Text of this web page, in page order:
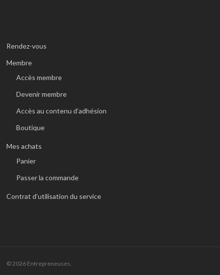
Rendez-vous
Membre
Accès membre
Devenir membre
Accès au contenu d’adhésion
Boutique
Mes achats
Panier
Passer la commande
Contrat d’utilisation du service
© 2026 Entrepreneuses.